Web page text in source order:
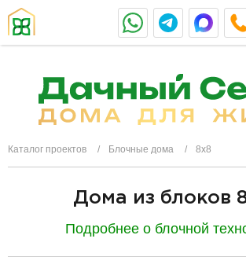
Каталог проектов Блочные дома 8х8
Дома из блоков
Подробнее о блочной